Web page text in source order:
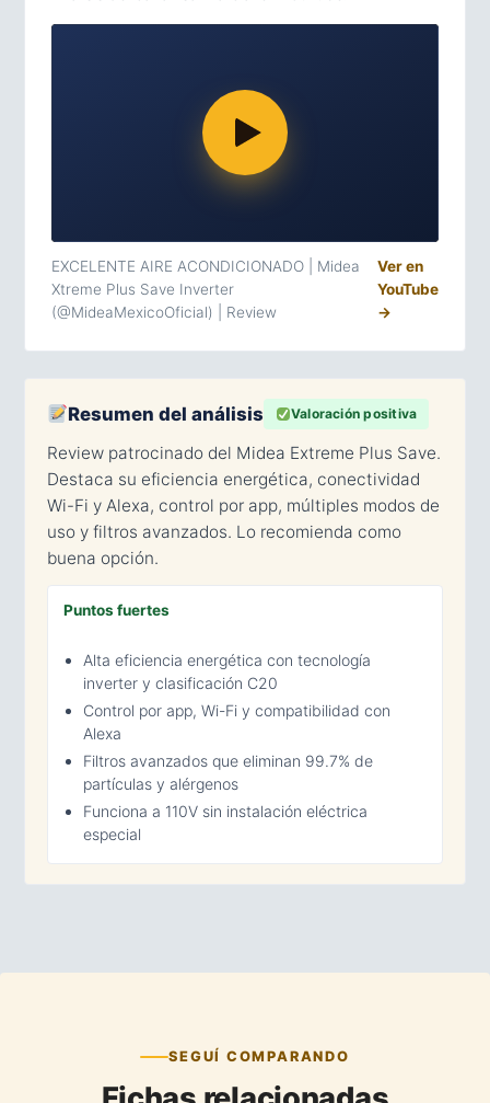
EXCELENTE AIRE ACONDICIONADO | Midea
Xtreme Plus Save Inverter
(@MideaMexicoOficial) | Review
Ver en
YouTube
→
Resumen del análisis Valoración positiva
Review patrocinado del Midea Extreme Plus Save.
Destaca su eficiencia energética, conectividad
Wi-Fi y Alexa, control por app, múltiples modos de
uso y filtros avanzados. Lo recomienda como
buena opción.
Puntos fuertes
Alta eficiencia energética con tecnología
inverter y clasificación C20
Control por app, Wi-Fi y compatibilidad con
Alexa
Filtros avanzados que eliminan 99.7% de
partículas y alérgenos
Funciona a 110V sin instalación eléctrica
especial
SEGUÍ COMPARANDO